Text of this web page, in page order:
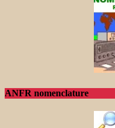
ANFR nomenclature